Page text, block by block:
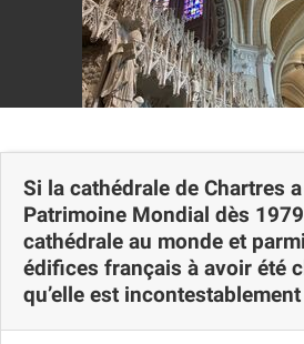
Si la cathédrale de Chartres
Patrimoine Mondial dès
cathédrale au monde et
édifices français à avoir été
qu’elle est